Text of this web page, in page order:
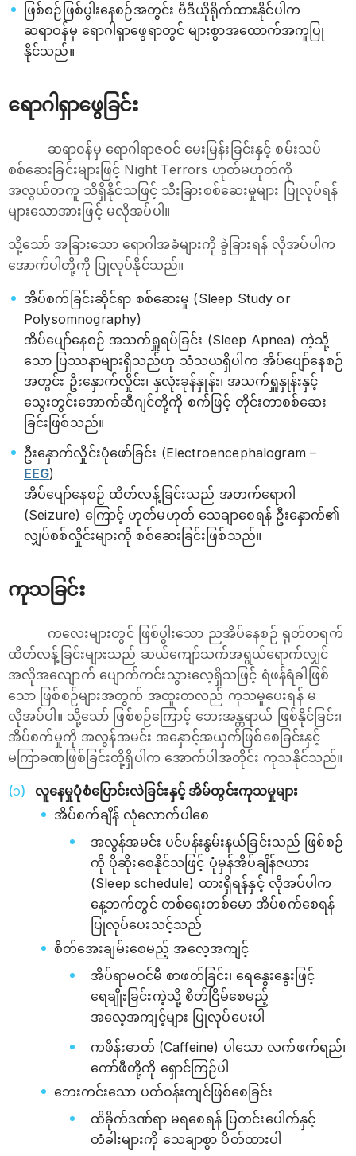
ဖြစ်စဉ်ဖြစ်ပွါးနေစဉ်အတွင်း ဗီဒီယိုရိုက်ထားနိုင်ပါက
ဆရာဝန်မှ ရောဂါရှာဖွေရာတွင် များစွာအထောက်အကူပြု
နိုင်သည်။
ရောဂါရှာဖွေခြင်း
ဆရာဝန်မှ ရောဂါရာဇဝင် မေးမြန်းခြင်းနှင့် စမ်းသပ်
စစ်ဆေးခြင်းများဖြင့် Night Terrors ဟုတ်မဟုတ်ကို
အလွယ်တကူ သိရှိနိုင်သဖြင့် သီးခြားစစ်ဆေးမှုများ ပြုလုပ်ရန်
များသောအားဖြင့် မလိုအပ်ပါ။
သို့သော် အခြားသော ရောဂါအခံများကို ခွဲခြားရန် လိုအပ်ပါက
အောက်ပါတို့ကို ပြုလုပ်နိုင်သည်။
အိပ်စက်ခြင်းဆိုင်ရာ စစ်ဆေးမှု (Sleep Study or
Polysomnography)
အိပ်ပျော်နေစဉ် အသက်ရှူရပ်ခြင်း (Sleep Apnea) ကဲ့သို့
သော ပြဿနာများရှိသည်ဟု သံသယရှိပါက အိပ်ပျော်နေစဉ်
အတွင်း ဦးနှောက်လှိုင်း၊ နှလုံးခုန်နှုန်း၊ အသက်ရှူနှုန်းနှင့်
သွေးတွင်းအောက်ဆီဂျင်တို့ကို စက်ဖြင့် တိုင်းတာစစ်ဆေး
ခြင်းဖြစ်သည်။
ဦးနှောက်လှိုင်းပုံဖော်ခြင်း (Electroencephalogram –
EEG)
အိပ်ပျော်နေစဉ် ထိတ်လန့်ခြင်းသည် အတက်ရောဂါ
(Seizure) ကြောင့် ဟုတ်မဟုတ် သေချာစေရန် ဦးနှောက်၏
လျှပ်စစ်လှိုင်းများကို စစ်ဆေးခြင်းဖြစ်သည်။
ကုသခြင်း
ကလေးများတွင် ဖြစ်ပွါးသော ညအိပ်နေစဉ် ရုတ်တရက်
ထိတ်လန့်ခြင်းများသည် ဆယ်ကျော်သက်အရွယ်ရောက်လျှင်
အလိုအလျောက် ပျောက်ကင်းသွားလေ့ရှိသဖြင့် ရံဖန်ရံခါဖြစ်
သော ဖြစ်စဉ်များအတွက် အထူးတလည် ကုသမှုပေးရန် မ
လိုအပ်ပါ။ သို့သော် ဖြစ်စဉ်ကြောင့် ဘေးအန္တရာယ် ဖြစ်နိုင်ခြင်း၊
အိပ်စက်မှုကို အလွန်အမင်း အနှောင့်အယှက်ဖြစ်စေခြင်းနှင့်
မကြာခဏဖြစ်ခြင်းတို့ရှိပါက အောက်ပါအတိုင်း ကုသနိုင်သည်။
လူနေမှုပုံစံပြောင်းလဲခြင်းနှင့် အိမ်တွင်းကုသမှုများ
အိပ်စက်ချိန် လုံလောက်ပါစေ
အလွန်အမင်း ပင်ပန်းနွမ်းနယ်ခြင်းသည် ဖြစ်စဉ်
ကို ပိုဆိုးစေနိုင်သဖြင့် ပုံမှန်အိပ်ချိန်ဇယား
(Sleep schedule) ထားရှိရန်နှင့် လိုအပ်ပါက
နေ့ဘက်တွင် တစ်ရေးတစ်မော အိပ်စက်စေရန်
ပြုလုပ်ပေးသင့်သည်
စိတ်အေးချမ်းစေမည့် အလေ့အကျင့်
အိပ်ရာမဝင်မီ စာဖတ်ခြင်း၊ ရေနွေးနွေးဖြင့်
ရေချိုးခြင်းကဲ့သို့ စိတ်ငြိမ်စေမည့်
အလေ့အကျင့်များ ပြုလုပ်ပေးပါ
ကဖိန်းဓာတ် (Caffeine) ပါသော လက်ဖက်ရည်၊
ကော်ဖီတို့ကို ရှောင်ကြဉ်ပါ
ဘေးကင်းသော ပတ်ဝန်းကျင်ဖြစ်စေခြင်း
ထိခိုက်ဒဏ်ရာ မရစေရန် ပြတင်းပေါက်နှင့်
တံခါးများကို သေချာစွာ ပိတ်ထားပါ